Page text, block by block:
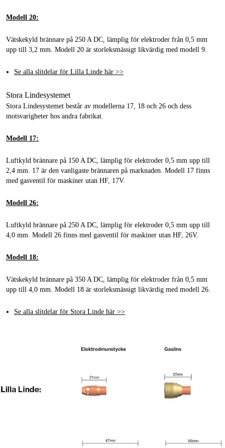
Modell 20:
Vätskekyld brännare på 250 A DC, lämplig för elektroder från 0,5 mm
upp till 3,2 mm. Modell 20 är storleksmässigt likvärdig med modell 9.
Se alla slitdelar för Lilla Linde här >>
Stora Lindesystemet
Stora Lindesystemet består av modellerna 17, 18 och 26 och dess
motsvarigheter hos andra fabrikat.
Modell 17:
Luftkyld brännare på 150 A DC, lämplig för elektroder 0,5 mm upp till
2,4 mm. 17 är den vanligaste brännaren på marknaden. Modell 17 finns
med gasventil för maskiner utan HF, 17V.
Modell 26:
Luftkyld brännare på 250 A DC, lämplig för elektroder 0,5 mm upp till
4,0 mm. Modell 26 finns med gasventil för maskiner utan HF, 26V.
Modell 18:
Vätskekyld brännare på 350 A DC, lämplig för elektroder från 0,5 mm
upp till 4,0 mm. Modell 18 är storleksmässigt likvärdig med modell 26.
Se alla slitdelar för Stora Linde här >>